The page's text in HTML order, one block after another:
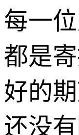
每一
都是
好的
还没